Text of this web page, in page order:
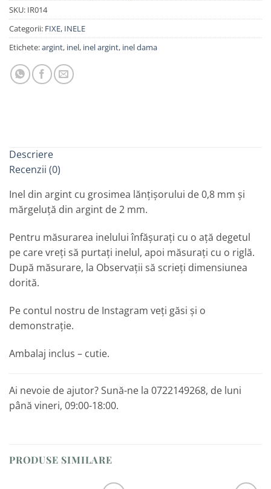
SKU: IR014
Categorii: FIXE, INELE
Etichete:argint, inel, inel argint, inel dama
Descriere
Recenzii (0)
Inel din argint cu grosimea lănțișorului de 0,8 mm și
mărgeluță din argint de 2 mm.
Pentru măsurarea inelului înfășurați cu o ață degetul
pe care vreți să purtați inelul, apoi măsurați cu o riglă.
După măsurare, la Observații să scrieți dimensiunea
dorită.
Pe contul nostru de Instagram veți găsi și o
demonstrație.
Ambalaj inclus – cutie.
Ai nevoie de ajutor? Sună-ne la 0722149268, de luni
până vineri, 09:00-18:00.
PRODUSE SIMILARE